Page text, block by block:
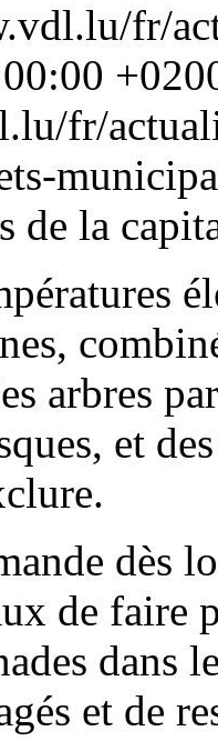
fr/
fr/
de la
arbres
et
dès
de faire
dans
et de